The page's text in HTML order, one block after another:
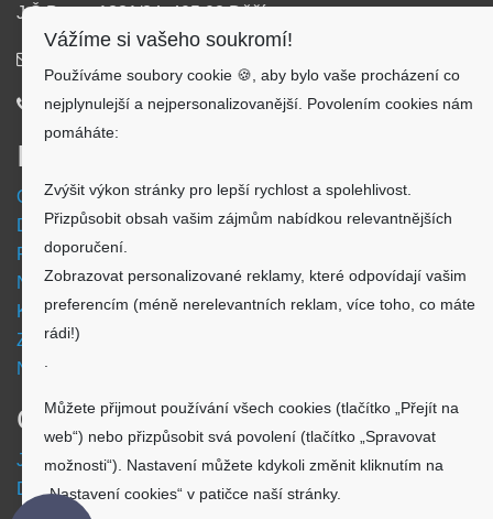
J.Š.Baara 1331/34, 405 02 Děčín
720 500 500
Informace
Obchodní podmínky
Doprava a platba
Reklamační formulář
Nastavení cookies
Kde nás najdete
Zpětný odběr vysloužilých elektrozařízení
Návod - akumulátory
O nákupu
Jsme česká společnost
Dostupnost zboží
Vážíme si vašeho soukromí!
Používáme soubory cookie 🍪, aby bylo vaše procházení co
nejplynulejší a nejpersonalizovanější. Povolením cookies nám
pomáháte:
Zvýšit výkon stránky pro lepší rychlost a spolehlivost.
Přizpůsobit obsah vašim zájmům nabídkou relevantnějších
doporučení.
Zobrazovat personalizované reklamy, které odpovídají vašim
preferencím (méně nerelevantních reklam, více toho, co máte
rádi!)
Můžete přijmout používání všech cookies (tlačítko „Přejít na
web“) nebo přizpůsobit svá povolení (tlačítko „Spravovat
možnosti“). Nastavení můžete kdykoli změnit kliknutím na
„Nastavení cookies“ v patičce naší stránky.